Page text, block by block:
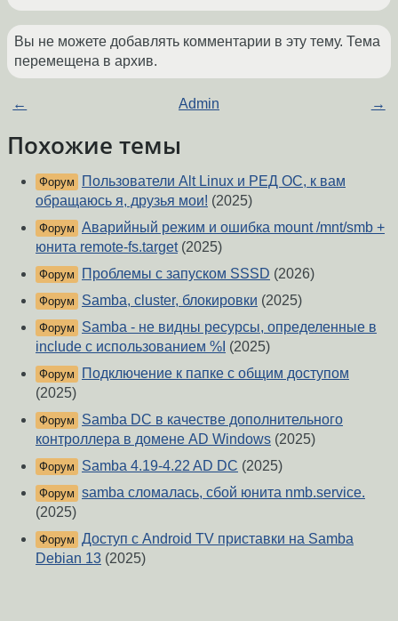
Вы не можете добавлять комментарии в эту тему. Тема
перемещена в архив.
← Admin →
Похожие темы
Форум
Пользователи Alt Linux и РЕД ОС, к вам
обращаюсь я, друзья мои! (2025)
Форум Аварийный режим и ошибка mount /mnt/smb +
юнита remote-fs.target(2025)
Форум Проблемы с запуском SSSD (2026)
Форум Samba, cluster, блокировки (2025)
Форум
Samba - не видны ресурсы, определенные в
include с использованием %I (2025)
Форум
Подключение к папке с общим доступом
(2025)
Форум
Samba DC в качестве дополнительного
контроллера в домене AD Windows (2025)
Форум Samba 4.19-4.22 AD DC (2025)
Форум samba сломалась, сбой юнита nmb.service.
(2025)
Форум Доступ с Android TV приставки на Samba
Debian 13 (2025)